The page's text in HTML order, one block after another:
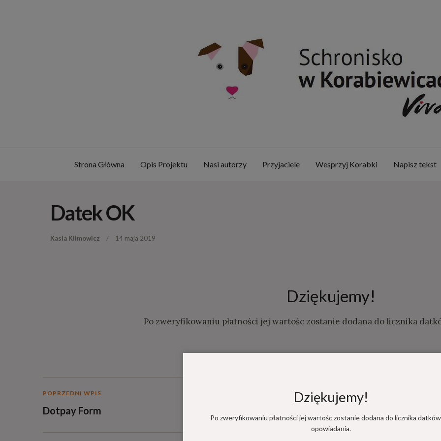
Strona Główna Opis Projektu Nasi autorzy Przyjaciele Wesprzyj Korabki Napisz tekst
Datek OK
Kasia Klimowicz 14 maja 2019
Dziękujemy!
Po zweryfikowaniu płatności jej wartośc zostanie dodana do licznika
POPRZEDNI WPIS
Dotpay Form
NASTĘPNY WPIS
Dziękujemy!
Po zweryfikowaniu płatności jej wartośc zostanie dodana do licznika
opowiadania.